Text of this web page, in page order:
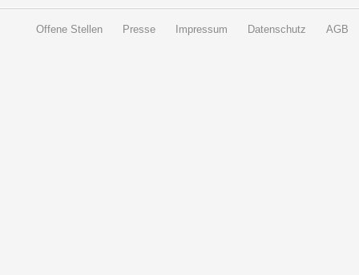
Offene Stellen Presse Impressum Datenschutz AGB